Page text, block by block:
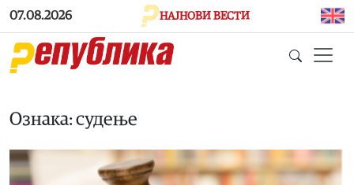
Skip to main content
07.08.2026 НАЈНОВИ ВЕСТИ
Ознака: судење